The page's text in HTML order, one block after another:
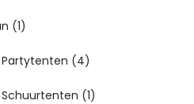
(1)
(4)
(1)